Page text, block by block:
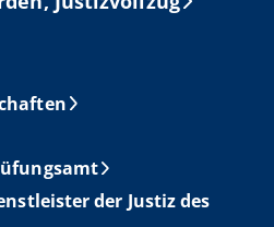
der Justiz des